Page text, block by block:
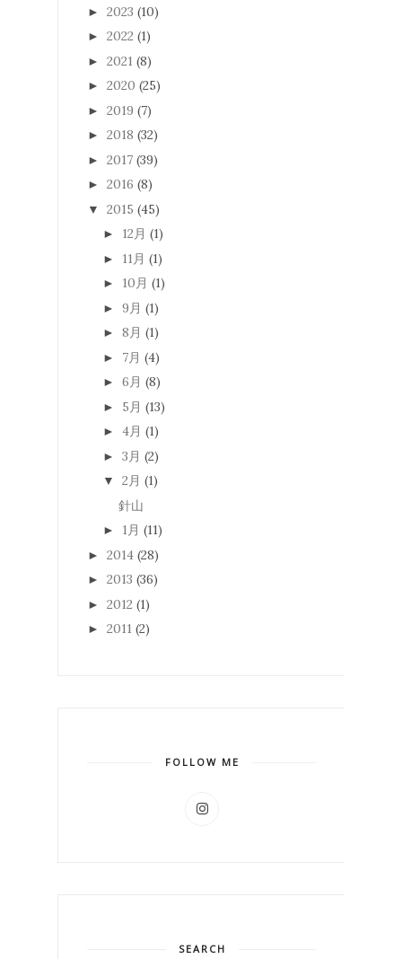
► 2023 (10)
► 2022 (1)
► 2021 (8)
► 2020 (25)
► 2019 (7)
► 2018 (32)
► 2017 (39)
► 2016 (8)
▼ 2015 (45)
► 12月 (1)
► 11月 (1)
► 10月 (1)
► 9月 (1)
► 8月 (1)
► 7月 (4)
► 6月 (8)
► 5月 (13)
► 4月 (1)
► 3月 (2)
▼ 2月 (1)
針山
► 1月 (11)
► 2014 (28)
► 2013 (36)
► 2012 (1)
► 2011 (2)
FOLLOW ME
SEARCH